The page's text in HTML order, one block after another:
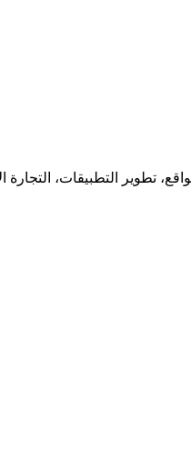
تطوير التطبيقات، التجارة